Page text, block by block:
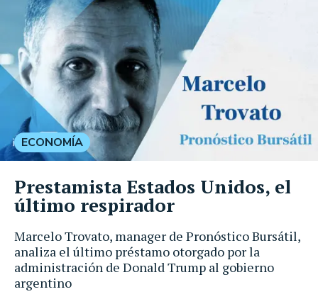
Marcelo Trovato, manager de Pronóstico Bursátil,
analiza el último préstamo otorgado por la
administración de Donald Trump al gobierno
argentino
ECONOMÍA
Prestamista Estados Unidos, el
último respirador